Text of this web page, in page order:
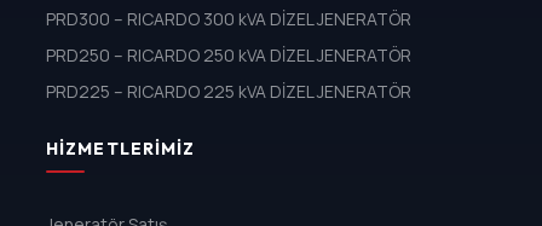
PRD300 – RICARDO 300 kVA DİZEL JENERATÖR
PRD250 – RICARDO 250 kVA DİZEL JENERATÖR
PRD225 – RICARDO 225 kVA DİZEL JENERATÖR
HIZMETLERIMIZ